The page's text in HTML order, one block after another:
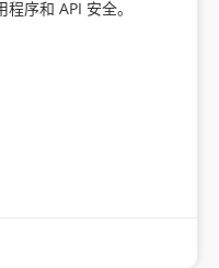
序和 API 安全。